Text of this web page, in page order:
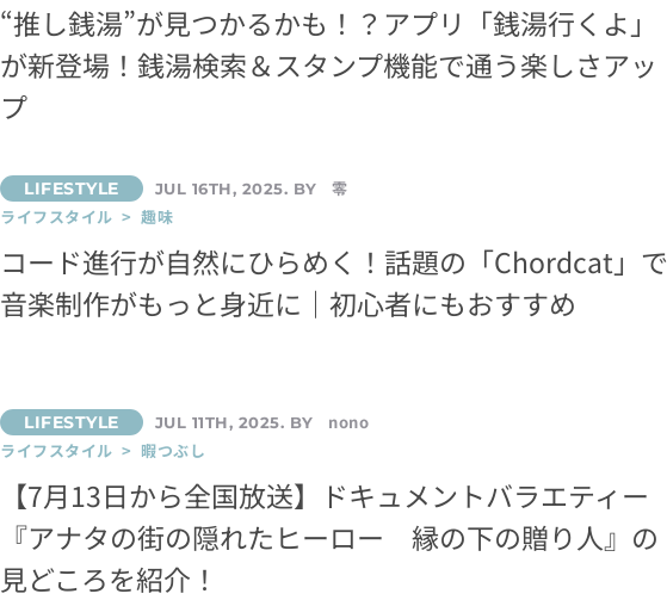
“推し銭湯”が見つかるかも！？アプリ「銭湯行くよ」
が新登場！銭湯検索＆スタンプ機能で通う楽しさアッ
プ
JUL 16TH, 2025. BY
零
ライフスタイル > 趣味
コード進行が自然にひらめく！話題の「Chordcat」で
音楽制作がもっと身近に｜初心者にもおすすめ
JUL 11TH, 2025. BY
nono
ライフスタイル > 暇つぶし
【7月13日から全国放送】ドキュメントバラエティー
『アナタの街の隠れたヒーロー 縁の下の贈り人』の
見どころを紹介！